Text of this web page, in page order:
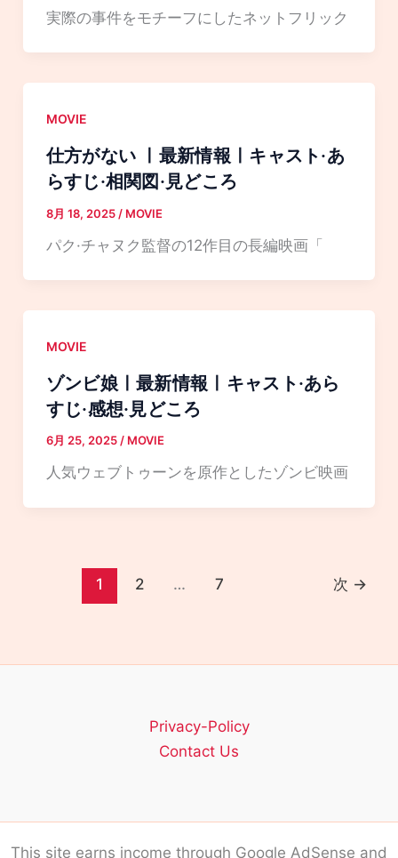
実際の事件をモチーフにしたネットフリック
MOVIE
仕方がない ㅣ最新情報ㅣキャスト·あ
らすじ·相関図·見どころ
8月 18, 2025 / MOVIE
パク·チャヌク監督の12作目の長編映画「
MOVIE
ゾンビ娘ㅣ最新情報ㅣキャスト·あら
すじ·感想·見どころ
6月 25, 2025/ MOVIE
人気ウェブトゥーンを原作としたゾンビ映画
1 2 … 7 次 →
Privacy-Policy
Contact Us
This site earns income through Google AdSense and